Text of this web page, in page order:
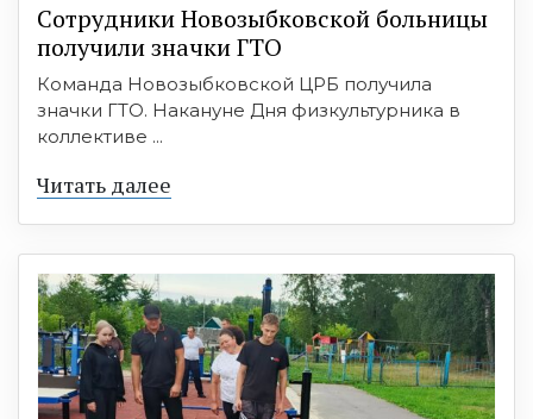
Сотрудники Новозыбковской больницы
получили значки ГТО
Команда Новозыбковской ЦРБ получила
значки ГТО. Накануне Дня физкультурника в
коллективе ...
Читать далее